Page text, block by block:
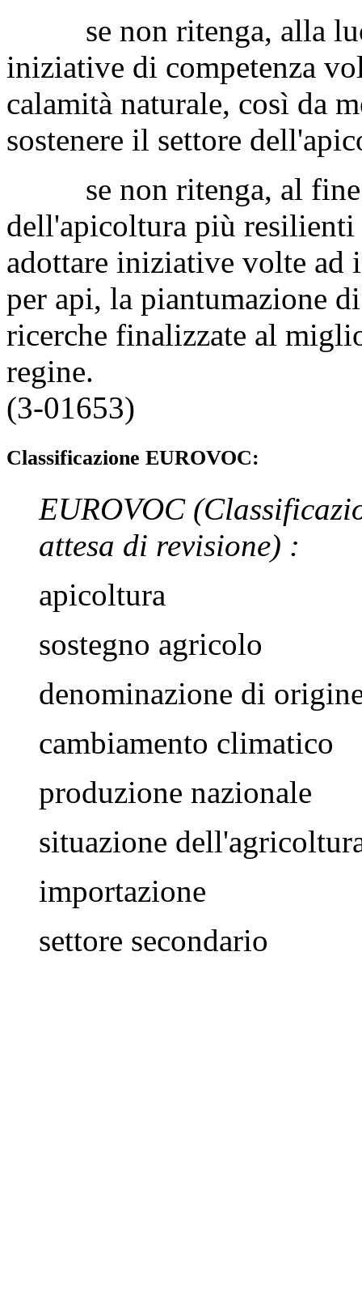
se non ritenga, alla
iniziative di competenza
calamità naturale, così da
sostenere il settore
se non ritenga, al fine
dell'apicoltura più
adottare iniziative volte
per api, la piantumazione
ricerche finalizzate al
regine.
(3-01653)
Classificazione EUROVOC:
EUROVOC
attesa di revisione) :
apicoltura
sostegno agricolo
denominazione di
cambiamento climatico
produzione nazionale
situazione
importazione
settore secondario